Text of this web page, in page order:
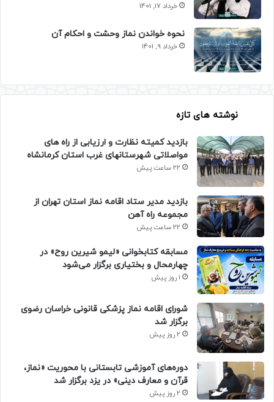
خرداد 17, 1401
نحوه خواندن نماز وحشت و احکام آن
خرداد 9, 1401
نوشته های تازه
بازدید کمیته نظارت و ارزیابی از راه های
مواصلاتی شهرستانهای غرب استان کرمانشاه
22 ساعت پیش
بازدید مدیر ستاد اقامه نماز استان تهران از
مجموعه راه آهن
22 ساعت پیش
مسابقه کتابخوانی «لیمو شیرین روح» در
چهارمحال و بختیاری برگزار می‌شود
1 روز پیش
شورای اقامه نماز پزشکی قانونی خراسان رضوی
برگزار شد
2 روز پیش
دوره‌های آموزشی تابستانی با محوریت «نماز،
قرآن و معارف دینی» در یزد برگزار شد
2 روز پیش